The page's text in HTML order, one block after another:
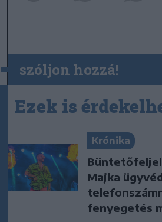
szóljon hozzá!
Ezek is
Krónika
Majka
fenyegetés